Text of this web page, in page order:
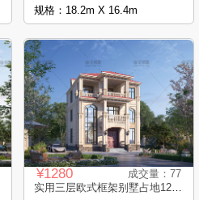
规格：18.2m X 16.4m
¥1280
成交量：77
实用三层欧式框架别墅占地123平自建别墅..